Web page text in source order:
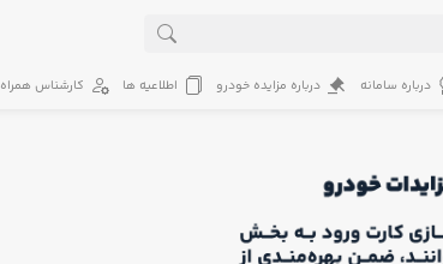
درباره سامانه درباره مزایده خودرو اطلاعیه ها کارشناس همراه